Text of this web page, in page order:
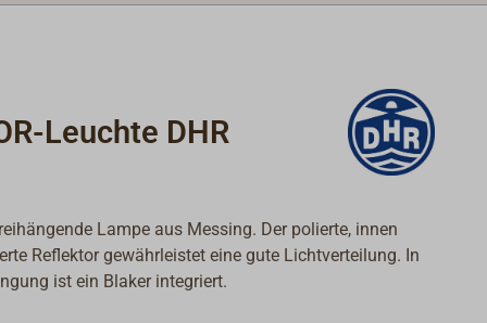
Leuchte DHR
Lampe aus Messing. Der polierte, innen
Reflektor gewährleistet eine gute Lichtverteilung. In
ist ein Blaker integriert.